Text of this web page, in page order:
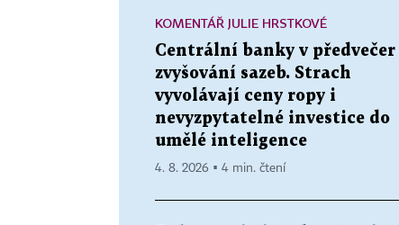
KOMENTÁŘ JULIE HRSTKOVÉ
Centrální banky v předvečer
zvyšování sazeb. Strach
vyvolávají ceny ropy i
nevyzpytatelné investice do
umělé inteligence
4. 8. 2026 ▪ 4 min. čtení